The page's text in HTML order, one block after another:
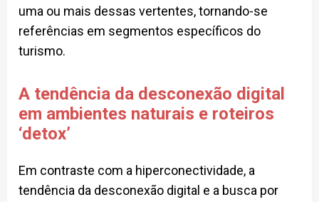
uma ou mais dessas vertentes, tornando-se
referências em segmentos específicos do
turismo.
A tendência da desconexão digital
em ambientes naturais e roteiros
‘detox’
Em contraste com a hiperconectividade, a
tendência da desconexão digital e a busca por